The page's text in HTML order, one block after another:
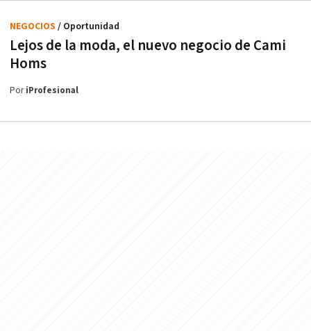
Lejos de la moda, el nuevo negocio de Cami
Homs
NEGOCIOS / Oportunidad
PoriProfesional